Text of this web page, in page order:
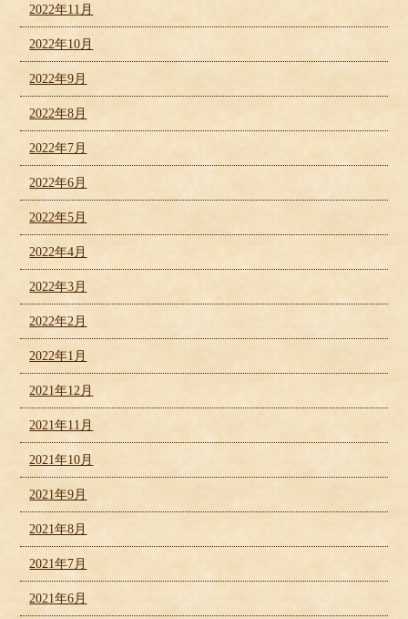
2022年11月
2022年10月
2022年9月
2022年8月
2022年7月
2022年6月
2022年5月
2022年4月
2022年3月
2022年2月
2022年1月
2021年12月
2021年11月
2021年10月
2021年9月
2021年8月
2021年7月
2021年6月